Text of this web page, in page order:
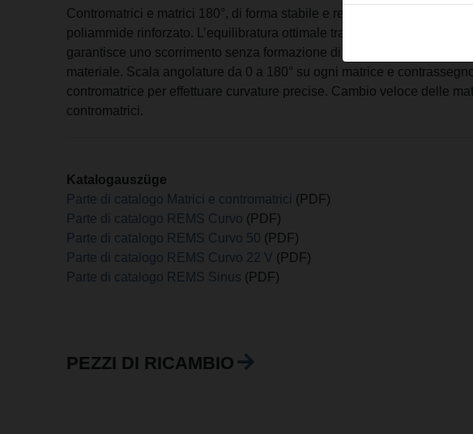
Contromatrici e matrici 180°, di forma stabile e resistenti a pressione, in
poliammide rinforzato. L’equilibratura ottimale tra la matrice e la
garantisce uno scorrimento senza formazione di incrinature e pieghe nel
materiale. Scala angolature da 0 a 180° su ogni matrice e
contromatrice per effettuare curvature precise. Cambio veloce delle
contromatrici.
Katalogauszüge
Parte di catalogo Matrici e contromatrici (PDF)
Parte di catalogo REMS Curvo (PDF)
Parte di catalogo REMS Curvo 50 (PDF)
Parte di catalogo REMS Curvo 22 V (PDF)
Parte di catalogo REMS Sinus (PDF)
PEZZI DI RICAMBIO